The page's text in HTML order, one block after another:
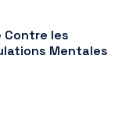
Contre les
Mentales